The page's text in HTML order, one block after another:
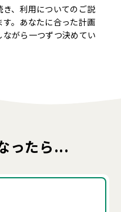
き、利用についてのご説
す。あなたに合った計画
ながら一つずつ決めてい
ったら...